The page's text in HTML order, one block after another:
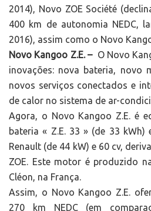
2014), Novo ZOE Société
400 km de autonomia NEDC,
2016), assim como o Novo
Novo Kangoo Z.E. –O Novo
inovações: nova bateria, novo
novos serviços conectados e
de calor no sistema de ar-
Agora, o Novo Kangoo Z.E. é
bateria « Z.E. 33 » (de 33
Renault (de 44 kW) e 60 cv,
ZOE. Este motor é produzido
Cléon, na França.
Assim, o Novo Kangoo Z.E.
270 km NEDC (em